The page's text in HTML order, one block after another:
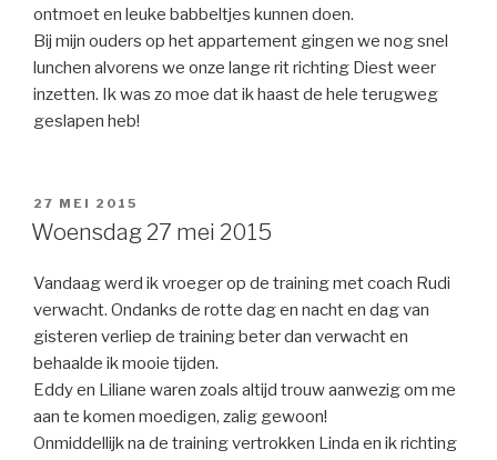
ontmoet en leuke babbeltjes kunnen doen.
Bij mijn ouders op het appartement gingen we nog snel
lunchen alvorens we onze lange rit richting Diest weer
inzetten. Ik was zo moe dat ik haast de hele terugweg
geslapen heb!
GEPLAATST
OP
27 MEI 2015
Woensdag 27 mei 2015
Vandaag werd ik vroeger op de training met coach Rudi
verwacht. Ondanks de rotte dag en nacht en dag van
gisteren verliep de training beter dan verwacht en
behaalde ik mooie tijden.
Eddy en Liliane waren zoals altijd trouw aanwezig om me
aan te komen moedigen, zalig gewoon!
Onmiddellijk na de training vertrokken Linda en ik richting